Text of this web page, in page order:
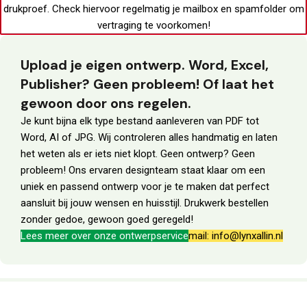
drukproef. Check hiervoor regelmatig je mailboxen spamfolderom
vertraging te voorkomen!
Upload je eigen ontwerp. Word, Excel,
Publisher? Geen probleem! Of laat het
gewoon door ons regelen.
Je kunt bijna elk type bestand aanleveren van PDF tot
Word, AI of JPG. Wij controleren alles handmatig en laten
het weten als er iets niet klopt. Geen ontwerp? Geen
probleem! Ons ervaren designteam staat klaar om een
uniek en passend ontwerp voor je te maken dat perfect
aansluit bij jouw wensen en huisstijl. Drukwerk bestellen
zonder gedoe, gewoon goed geregeld!
Lees meer over onze ontwerpservicemail: info@lynxallin.nl